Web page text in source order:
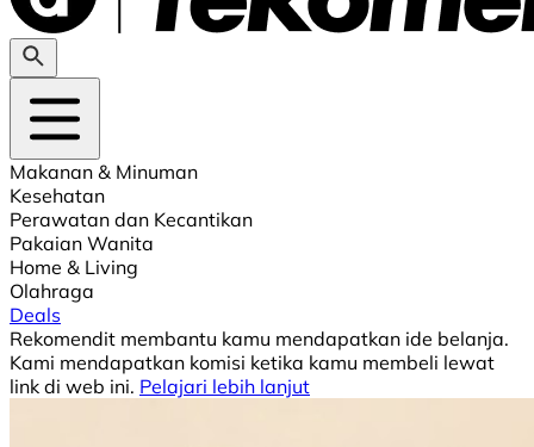
Makanan & Minuman
Kesehatan
Perawatan dan Kecantikan
Pakaian Wanita
Home & Living
Olahraga
Deals
Rekomendit membantu kamu mendapatkan ide belanja.
Kami mendapatkan komisi ketika kamu membeli lewat
link di web ini. Pelajari lebih lanjut